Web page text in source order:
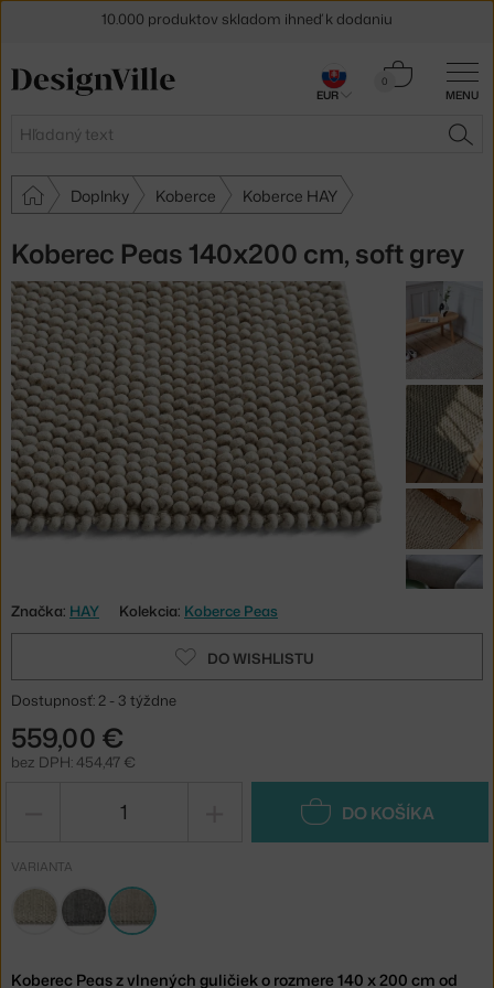
MENU
Hľadať
0
Košík
Doplnky Koberce Koberce HAY
Koberec Peas 140x200 cm, soft grey
Značka: HAY Kolekcia: Koberce Peas
DO WISHLISTU
Dostupnosť: 2 - 3 týždne
559,00 €
bez DPH: 454,47 €
DO KOŠÍKA
VARIANTA
Koberec Peas z vlnených guličiek o rozmere 140 x 200 cm od
30 dní na vrátenie tovaru
EUR